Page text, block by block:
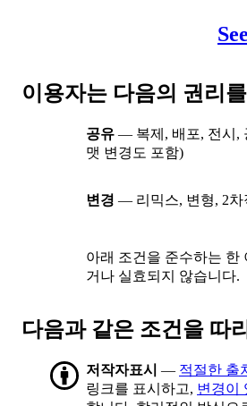
이용자는 다음의 권리
공유 — 복제, 배포, 전시,
맷 변경도 포함)
변경 — 리믹스, 변형, 2차
아래 조건을 준수하는 한
거나 실효되지 않습니다.
다음과 같은 조건을 따
저작자표시 — 적절한 출
링크를 표시하고, 변경이